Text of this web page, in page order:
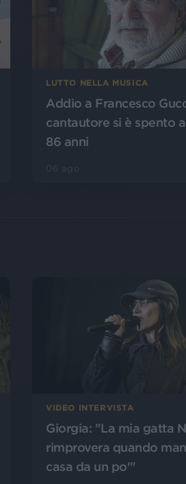
LUTTO NELLA MUSICA
Addio a Francesco
cantautore si è spento
86 anni
VIDEO INTERVISTA
Giorgia: "La mia gatta
rimprovera quando
casa da un po'"